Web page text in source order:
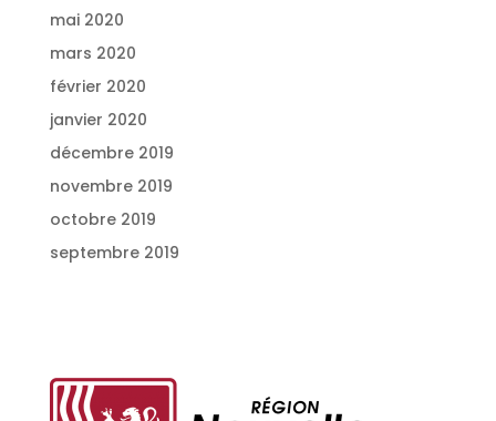
mai 2020
mars 2020
février 2020
janvier 2020
décembre 2019
novembre 2019
octobre 2019
septembre 2019